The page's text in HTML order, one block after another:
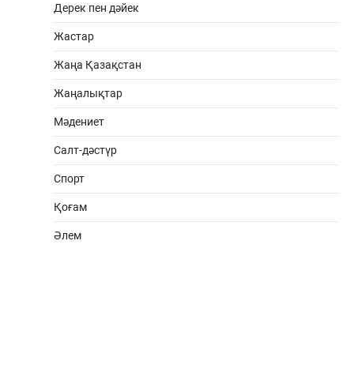
Дерек пен дәйек
Жастар
Жаңа Қазақстан
Жаңалықтар
Мәдениет
Салт-дәстүр
Спорт
Қоғам
Әлем